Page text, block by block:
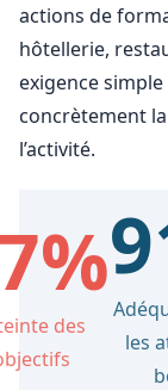
actions de
hôtellerie,
exigence
concrètement
l’activité.
des
les